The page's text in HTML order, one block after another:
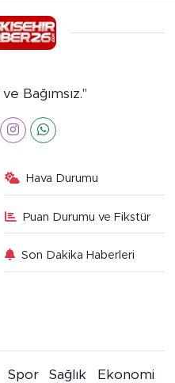
Bağımsız."
Hava Durumu
Puan Durumu ve Fikstür
Son Dakika Haberleri
Spor Sağlık
Ekonomi